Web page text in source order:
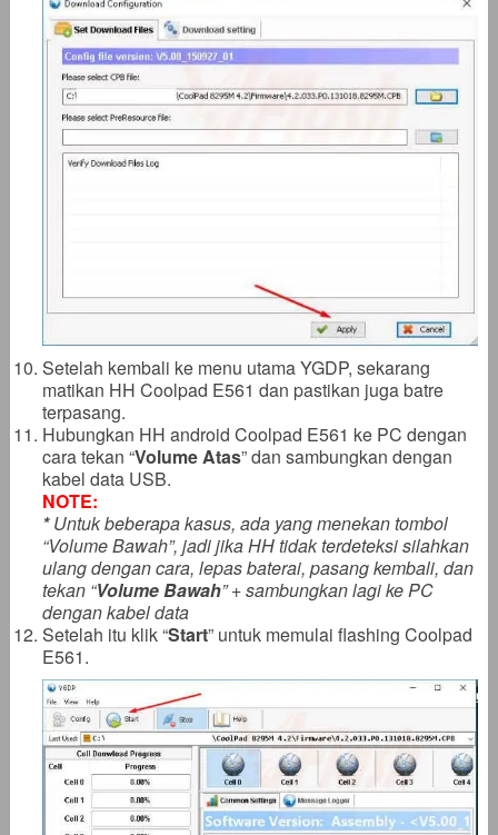
Setelah kembali ke menu utama YGDP, sekarang
matikan HH Coolpad E561 dan pastikan juga batre
terpasang.
Hubungkan HH android Coolpad E561 ke PC dengan
cara tekan “Volume Atas” dan sambungkan dengan
kabel data USB.
NOTE:
*Untuk beberapa kasus, ada yang menekan tombol
“Volume Bawah”, jadi jika HH tidak terdeteksi silahkan
ulang dengan cara, lepas baterai, pasang kembali, dan
tekan “Volume Bawah” + sambungkan lagi ke PC
dengan kabel data
Setelah itu klik “Start” untuk memulai flashing Coolpad
E561.